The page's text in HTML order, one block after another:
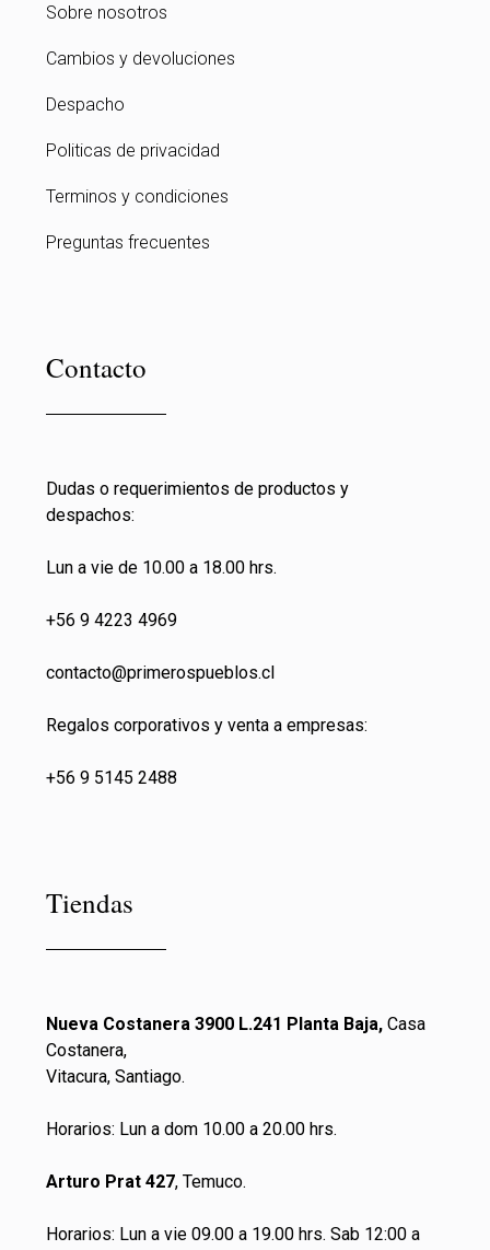
Sobre nosotros
Cambios y devoluciones
Despacho
Politicas de privacidad
Terminos y condiciones
Preguntas frecuentes
Contacto
Dudas o requerimientos de productos y
despachos:
Lun a vie de 10.00 a 18.00 hrs.
+56 9 4223 4969
contacto@primerospueblos.cl
Regalos corporativos y venta a empresas:
+56 9 5145 2488
Tiendas
Nueva Costanera 3900 L.241 Planta Baja, Casa
Costanera,
Vitacura, Santiago.
Horarios: Lun a dom 10.00 a 20.00 hrs.
Arturo Prat 427, Temuco.
Horarios: Lun a vie 09.00 a 19.00 hrs. Sab 12:00 a